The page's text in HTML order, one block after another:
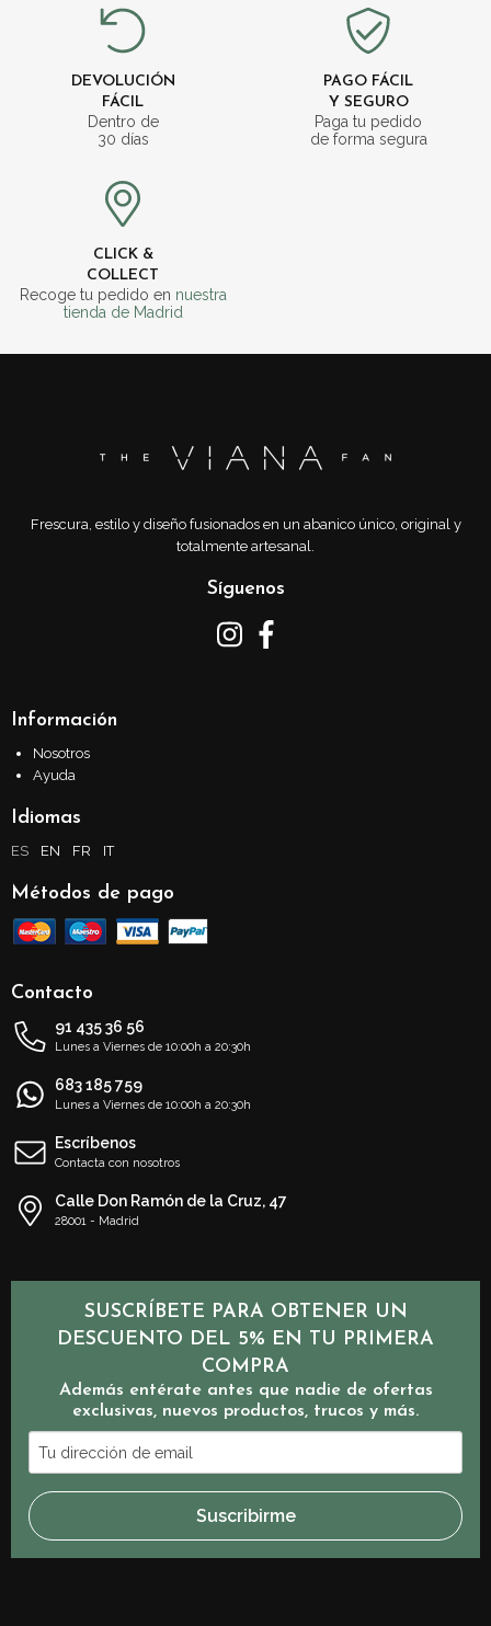
DEVOLUCIÓN
FÁCIL
Dentro de
30 días
PAGO FÁCIL
Y SEGURO
Paga tu pedido
de forma segura
CLICK &
COLLECT
Recoge tu pedido en nuestra
tienda de Madrid
Frescura, estilo y diseño fusionados en un abanico único, original y
totalmente artesanal.
Síguenos
Información
Nosotros
Ayuda
Idiomas
ES EN FR IT
Métodos de pago
Contacto
91 435 36 56
Lunes a Viernes de 10:00h a 20:30h
683 185 759
Lunes a Viernes de 10:00h a 20:30h
Escríbenos
Contacta con nosotros
Calle Don Ramón de la Cruz, 47
28001 - Madrid
SUSCRÍBETE PARA OBTENER UN
DESCUENTO DEL 5% EN TU PRIMERA
COMPRA
Además entérate antes que nadie de ofertas
exclusivas, nuevos productos, trucos y más.
Tu
dirección
de
email
Suscribirme